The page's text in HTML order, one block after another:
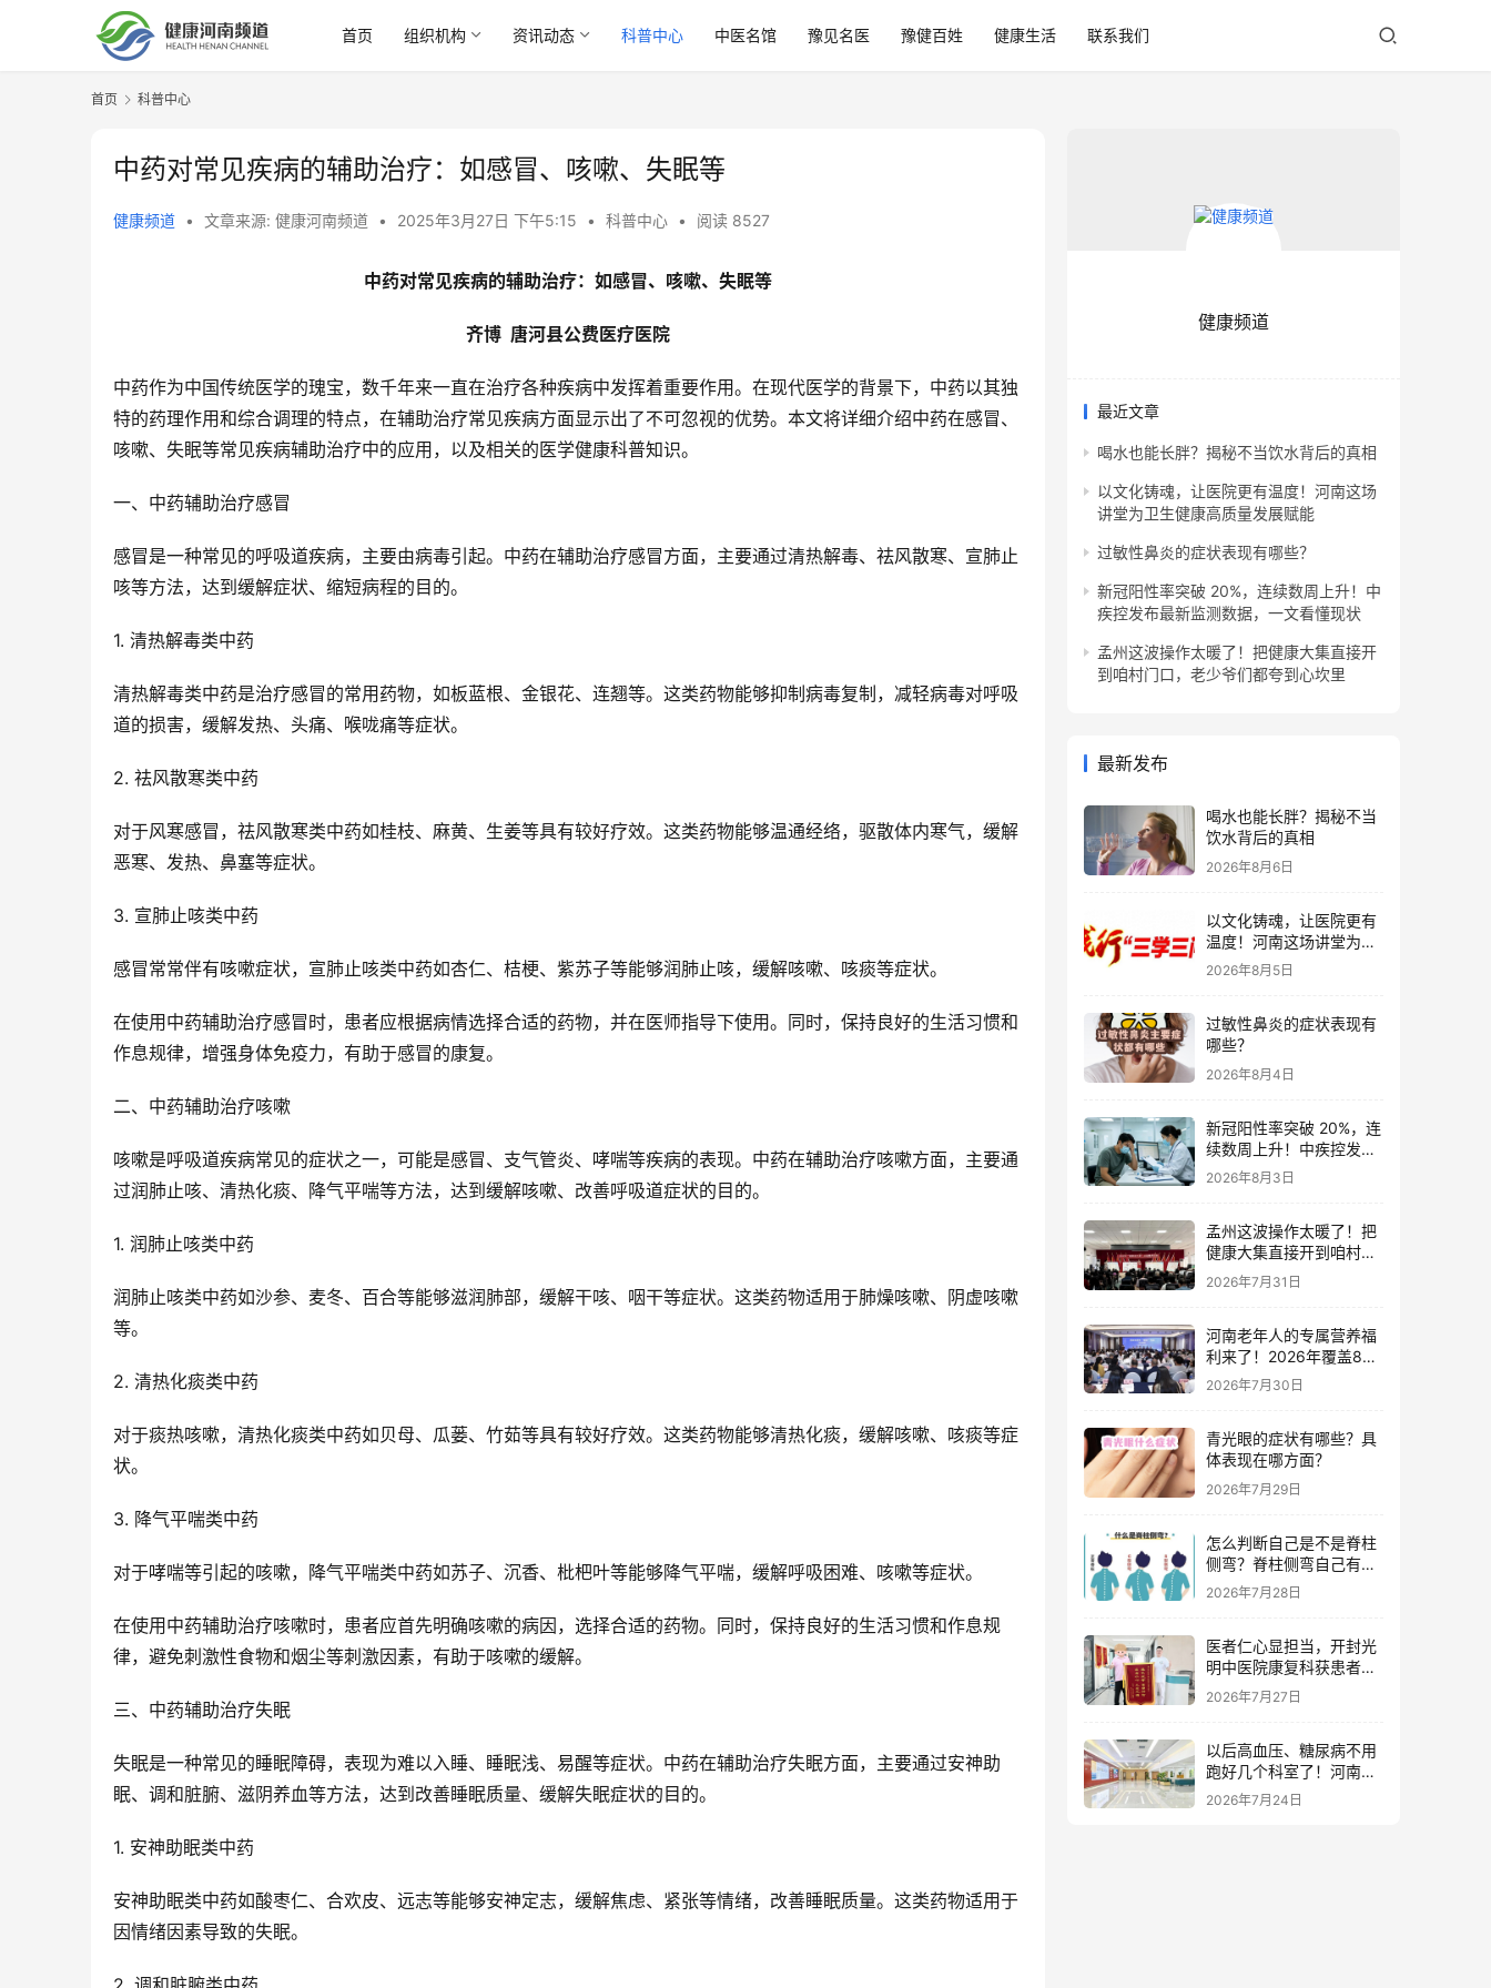
首页 组织机构 资讯动态 科普中心 中医名馆 豫见名医 豫健百姓 健康生活 联系我们
首页 科普中心
中药对常见疾病的辅助治疗：如感冒、咳嗽、失眠等
健康频道 • 文章来源: 健康河南频道 • 2025年3月27日 下午5:15 • 科普中心 • 阅读 8527
中药对常见疾病的辅助治疗：如感冒、咳嗽、失眠等
齐博  唐河县公费医疗医院
中药作为中国传统医学的瑰宝，数千年来一直在治疗各种疾病中发挥着重要作用。在现代医学的背景下，中药以其独
特的药理作用和综合调理的特点，在辅助治疗常见疾病方面显示出了不可忽视的优势。本文将详细介绍中药在感冒、
咳嗽、失眠等常见疾病辅助治疗中的应用，以及相关的医学健康科普知识。
一、中药辅助治疗感冒
感冒是一种常见的呼吸道疾病，主要由病毒引起。中药在辅助治疗感冒方面，主要通过清热解毒、祛风散寒、宣肺止
咳等方法，达到缓解症状、缩短病程的目的。
1. 清热解毒类中药
清热解毒类中药是治疗感冒的常用药物，如板蓝根、金银花、连翘等。这类药物能够抑制病毒复制，减轻病毒对呼吸
道的损害，缓解发热、头痛、喉咙痛等症状。
2. 祛风散寒类中药
对于风寒感冒，祛风散寒类中药如桂枝、麻黄、生姜等具有较好疗效。这类药物能够温通经络，驱散体内寒气，缓解
恶寒、发热、鼻塞等症状。
3. 宣肺止咳类中药
感冒常常伴有咳嗽症状，宣肺止咳类中药如杏仁、桔梗、紫苏子等能够润肺止咳，缓解咳嗽、咳痰等症状。
在使用中药辅助治疗感冒时，患者应根据病情选择合适的药物，并在医师指导下使用。同时，保持良好的生活习惯和
作息规律，增强身体免疫力，有助于感冒的康复。
二、中药辅助治疗咳嗽
咳嗽是呼吸道疾病常见的症状之一，可能是感冒、支气管炎、哮喘等疾病的表现。中药在辅助治疗咳嗽方面，主要通
过润肺止咳、清热化痰、降气平喘等方法，达到缓解咳嗽、改善呼吸道症状的目的。
1. 润肺止咳类中药
润肺止咳类中药如沙参、麦冬、百合等能够滋润肺部，缓解干咳、咽干等症状。这类药物适用于肺燥咳嗽、阴虚咳嗽
等。
2. 清热化痰类中药
对于痰热咳嗽，清热化痰类中药如贝母、瓜蒌、竹茹等具有较好疗效。这类药物能够清热化痰，缓解咳嗽、咳痰等症
状。
3. 降气平喘类中药
对于哮喘等引起的咳嗽，降气平喘类中药如苏子、沉香、枇杷叶等能够降气平喘，缓解呼吸困难、咳嗽等症状。
在使用中药辅助治疗咳嗽时，患者应首先明确咳嗽的病因，选择合适的药物。同时，保持良好的生活习惯和作息规
律，避免刺激性食物和烟尘等刺激因素，有助于咳嗽的缓解。
三、中药辅助治疗失眠
失眠是一种常见的睡眠障碍，表现为难以入睡、睡眠浅、易醒等症状。中药在辅助治疗失眠方面，主要通过安神助
眠、调和脏腑、滋阴养血等方法，达到改善睡眠质量、缓解失眠症状的目的。
1. 安神助眠类中药
安神助眠类中药如酸枣仁、合欢皮、远志等能够安神定志，缓解焦虑、紧张等情绪，改善睡眠质量。这类药物适用于
因情绪因素导致的失眠。
健康频道
最近文章
喝水也能长胖？揭秘不当饮水背后的真相
以文化铸魂，让医院更有温度！河南这场
讲堂为卫生健康高质量发展赋能
过敏性鼻炎的症状表现有哪些？
新冠阳性率突破 20%，连续数周上升！中
疾控发布最新监测数据，一文看懂现状
孟州这波操作太暖了！把健康大集直接开
到咱村门口，老少爷们都夸到心坎里
最新发布
喝水也能长胖？揭秘不当
饮水背后的真相
2026年8月6日
以文化铸魂，让医院更有
温度！河南这场讲堂为卫
生健康高质量发展赋能
2026年8月5日
过敏性鼻炎的症状表现有
哪些？
2026年8月4日
新冠阳性率突破 20%，连
续数周上升！中疾控发布
最新监测数据，一文看懂
2026年8月3日
孟州这波操作太暖了！把
健康大集直接开到咱村门
口，老少爷们都夸到心坎
2026年7月31日
河南老年人的专属营养福
利来了！2026年覆盖85
个县区，家门口就能享全
2026年7月30日
青光眼的症状有哪些？具
体表现在哪方面？
2026年7月29日
怎么判断自己是不是脊柱
侧弯？脊柱侧弯自己有感
觉吗？
2026年7月28日
医者仁心显担当，开封光
明中医院康复科获患者赠
锦旗点赞
2026年7月27日
以后高血压、糖尿病不用
跑好几个科室了！河南省
人民医院慢病综合防治中
2026年7月24日